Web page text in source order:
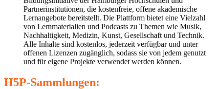
Partnerinstitutionen, die kostenfreie, offene akademische
Lernangebote bereitstellt. Die Plattform bietet eine Vielzahl
von Lernmaterialien und Podcasts zu Themen wie Musik,
Nachhaltigkeit, Medizin, Kunst, Gesellschaft und Technik.
Alle Inhalte sind kostenlos, jederzeit verfügbar und unter
offenen Lizenzen zugänglich, sodass sie von jedem genutzt
und für eigene Projekte verwendet werden können.
H5P-Sammlungen: